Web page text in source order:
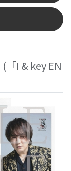
(「I & key EN